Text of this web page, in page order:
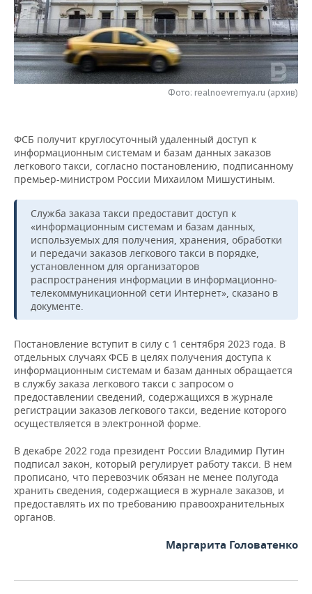
НЕФТЕХИМИЯ
НЕФТЬ
ОПК
РОЗНИЧНАЯ ТОРГОВЛЯ
ТРАНСПОРТ
НОВОСТИ ТЕХНОЛОГИЙ
IT
МЕРОПРИЯТИЯ
НОВОСТИ МЕРОПРИЯТИЙ
ONLINE-КОНФЕРЕНЦИИ
ОТКРЫТАЯ ЛЕКЦИЯ
СПОРТ
ХОККЕЙ
БАСКЕТБОЛ
ВОЛЕЙБОЛ
КИБЕРСПОРТ
ФИГУРНОЕ КАТАНИЕ
ВОДНЫЕ ВИДЫ СПОРТА
ХОККЕЙ С МЯЧОМ
ВЛАСТЬ
ИНФРАСТРУКТУРА
ИСТОРИЯ
КУЛЬТУРА
МЕДИЦИНА
ОБРАЗОВАНИЕ
ПРОИСШЕСТВИЯ
СЮЖЕТЫ
СПРАВОЧНИК
СПИСОК ПЕРСОН
СПИСОК КОМПАНИЙ
ПОЛНАЯ ВЕРСИЯ
Фото: realnoevremya.ru (архив)
ФСБ получит круглосуточный удаленный доступ к
информационным системам и базам данных заказов
легкового такси, согласно постановлению, подписанному
премьер-министром России Михаилом Мишустиным.
Служба заказа такси предоставит доступ к
«информационным системам и базам данных,
используемых для получения, хранения, обработки
и передачи заказов легкового такси в порядке,
установленном для организаторов
распространения информации в информационно-
телекоммуникационной сети Интернет», сказано в
документе.
Постановление вступит в силу с 1 сентября 2023 года. В
отдельных случаях ФСБ в целях получения доступа к
информационным системам и базам данных обращается
в службу заказа легкового такси с запросом о
предоставлении сведений, содержащихся в журнале
регистрации заказов легкового такси, ведение которого
осуществляется в электронной форме.
В декабре 2022 года президент России Владимир Путин
подписал закон, который регулирует работу такси. В нем
прописано, что перевозчик обязан не менее полугода
хранить сведения, содержащиеся в журнале заказов, и
предоставлять их по требованию правоохранительных
органов.
Маргарита Головатенко